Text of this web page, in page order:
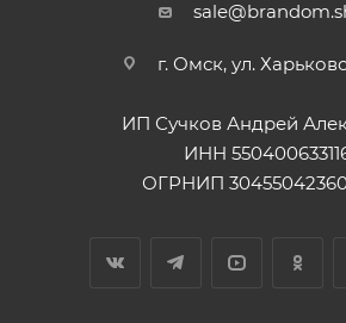
г. Омск, ул.
ИП Сучков Андрей
ИНН
ОГРНИП